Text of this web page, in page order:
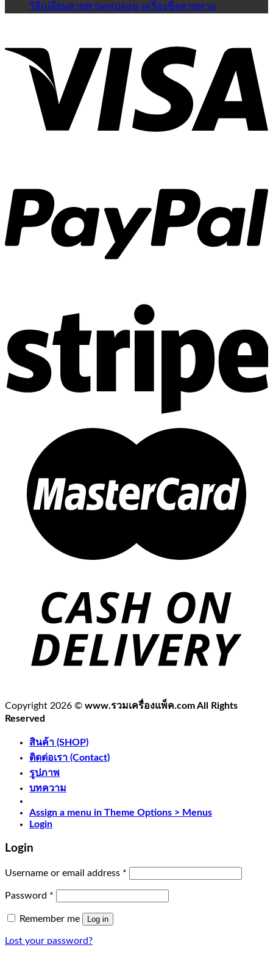
วิธีเปลี่ยนสายพานเทปลอน เครื่องซีลสายพาน
Copyright 2026 © www.รวมเครื่องแพ็ค.com All Rights
Reserved
สินค้า (SHOP)
ติดต่อเรา (Contact)
รูปภาพ
บทความ
Assign a menu in Theme Options > Menus
Login
Login
Username or email address *
Password *
Remember me Log in
Lost your password?